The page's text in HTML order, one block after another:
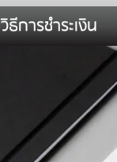
วิธีการชำระเงิน